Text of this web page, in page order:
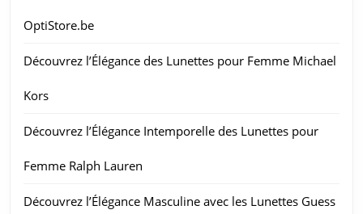
OptiStore.be
Découvrez l’Élégance des Lunettes pour Femme Michael
Kors
Découvrez l’Élégance Intemporelle des Lunettes pour
Femme Ralph Lauren
Découvrez l’Élégance Masculine avec les Lunettes Guess